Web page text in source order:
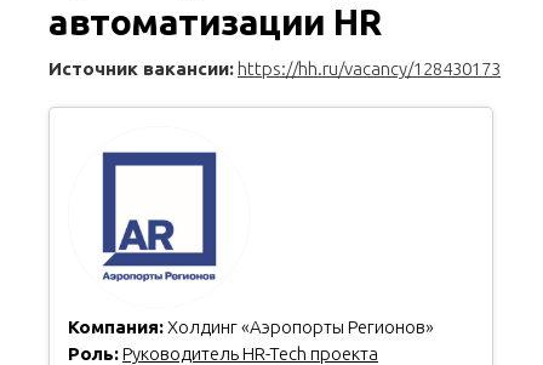
автоматизации HR
Источник вакансии: https://hh.ru/vacancy/128430173
Компания:Холдинг «Аэропорты Регионов»
Роль:Руководитель HR-Tech проекта